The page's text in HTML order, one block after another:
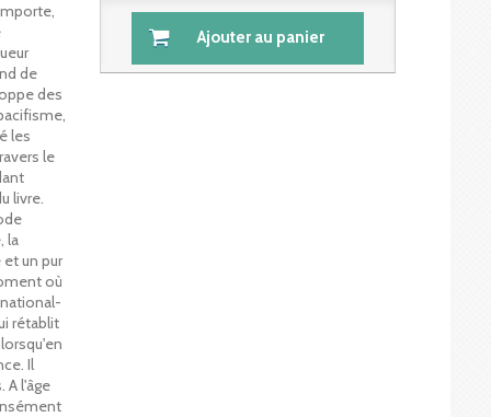
de
des
les
le
livre.
la
un pur
où
rétablit
Il
A l'âge
Ajouter au panier